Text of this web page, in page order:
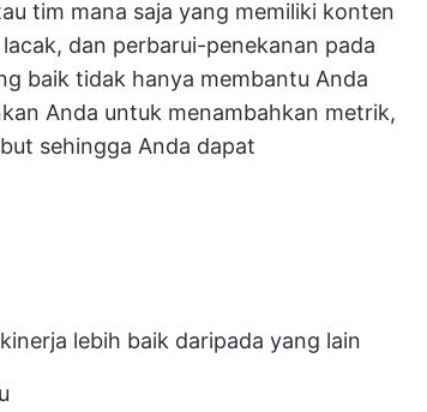
tim mana saja yang memiliki konten
dan perbarui-penekanan pada
baik tidak hanya membantu Anda
Anda untuk menambahkan metrik,
sehingga Anda dapat
lebih baik daripada yang lain